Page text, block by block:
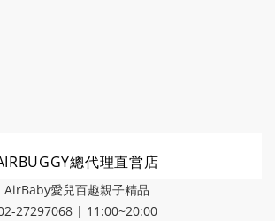
總代理直営店
AirBaby愛兒百趣親子精品
27297068 | 11:00~20:00